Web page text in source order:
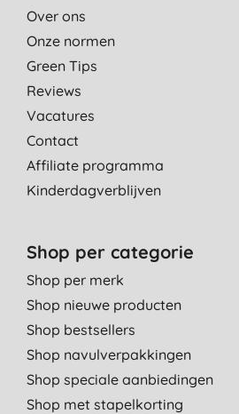
Over ons
Onze normen
Green Tips
Reviews
Vacatures
Contact
Affiliate programma
Kinderdagverblijven
Shop per categorie
Shop per merk
Shop nieuwe producten
Shop bestsellers
Shop navulverpakkingen
Shop speciale aanbiedingen
Shop met stapelkorting